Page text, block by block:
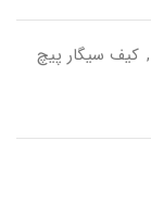
, کیف سیگار پیچ